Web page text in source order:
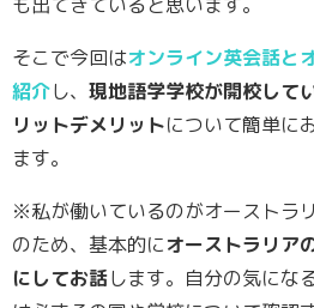
そこで今回はオンライン英会話と
紹介し、 現地語学学校が開校して
リットデメリットについて簡単に
ます。
※私が働いているのがオーストラ
のため、基本的にオーストラリア
にしてお話します。自分の気にな